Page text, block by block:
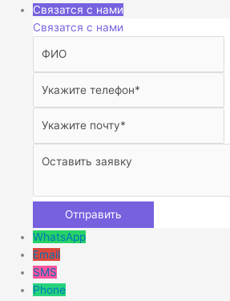
Связатся с нами
Связатся с нами
WhatsApp
Email
SMS
Phone